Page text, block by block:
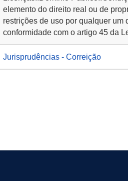
elemento do direito real ou de
restrições de uso por qualquer
conformidade com o artigo 45 da
Jurisprudências - Correição